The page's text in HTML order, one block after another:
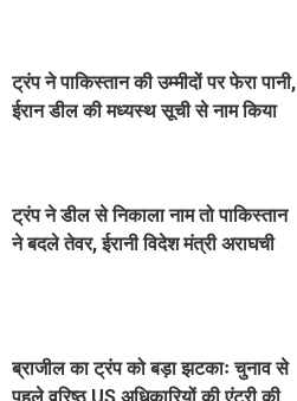
ट्रंप ने पाकिस्तान की उम्मीदों पर फेरा पानी,
ईरान डील की मध्यस्थ सूची से नाम किया
ट्रंप ने डील से निकाला नाम तो पाकिस्तान
ने बदले तेवर, ईरानी विदेश मंत्री अराघची
ब्राजील का ट्रंप को बड़ा झटकाः चुनाव से
पहले वरिष्ठ US अधिकारियों की एंट्री की